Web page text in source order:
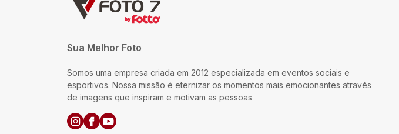
Sua Melhor Foto
Somos uma empresa criada em 2012 especializada em eventos sociais e
esportivos. Nossa missão é eternizar os momentos mais emocionantes através
de imagens que inspiram e motivam as pessoas